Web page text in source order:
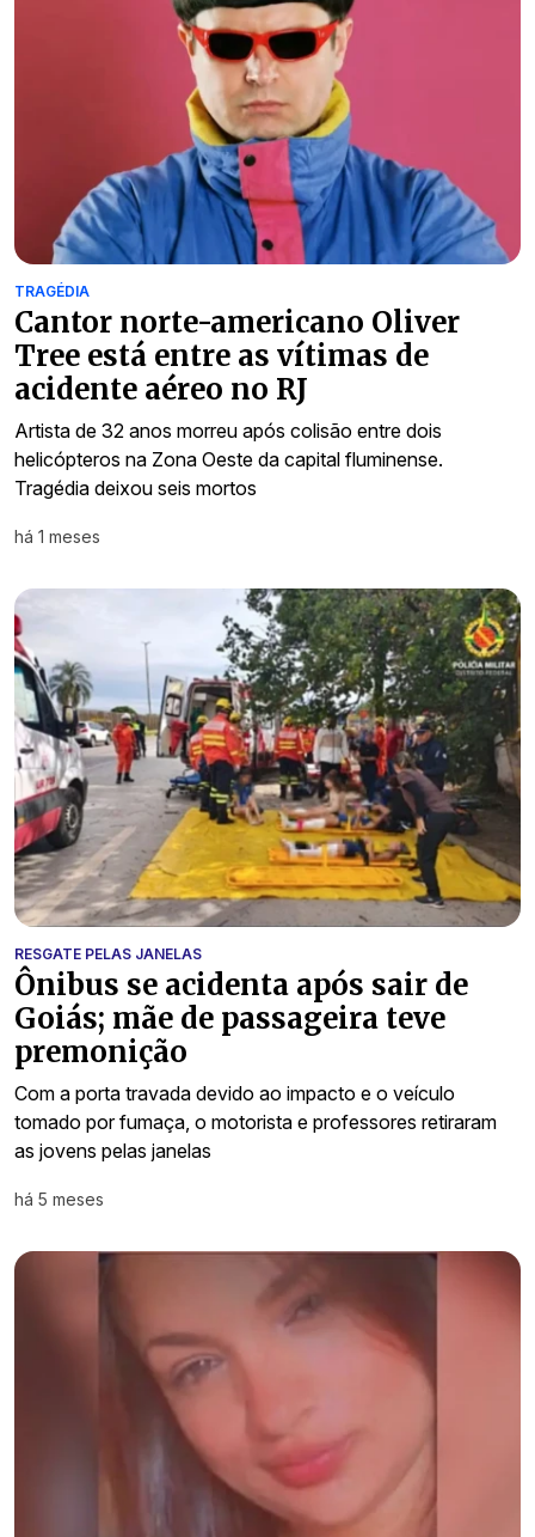
TRAGÉDIA
Cantor norte-americano Oliver
Tree está entre as vítimas de
acidente aéreo no RJ
Artista de 32 anos morreu após colisão entre dois
helicópteros na Zona Oeste da capital fluminense.
Tragédia deixou seis mortos
há 1 meses
RESGATE PELAS JANELAS
Ônibus se acidenta após sair de
Goiás; mãe de passageira teve
premonição
Com a porta travada devido ao impacto e o veículo
tomado por fumaça, o motorista e professores retiraram
as jovens pelas janelas
há 5 meses